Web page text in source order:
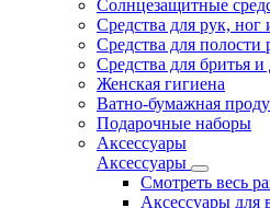
Солнцезащитные
Средства для рук, ног
Средства для полости
Средства для бритья
Женская гигиена
Ватно-бумажная
Подарочные наборы
Аксессуары
Аксессуары
Смотреть весь
Аксессуары для